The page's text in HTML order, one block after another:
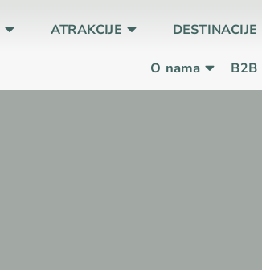
ATRAKCIJE DESTINACIJE
O nama B2B